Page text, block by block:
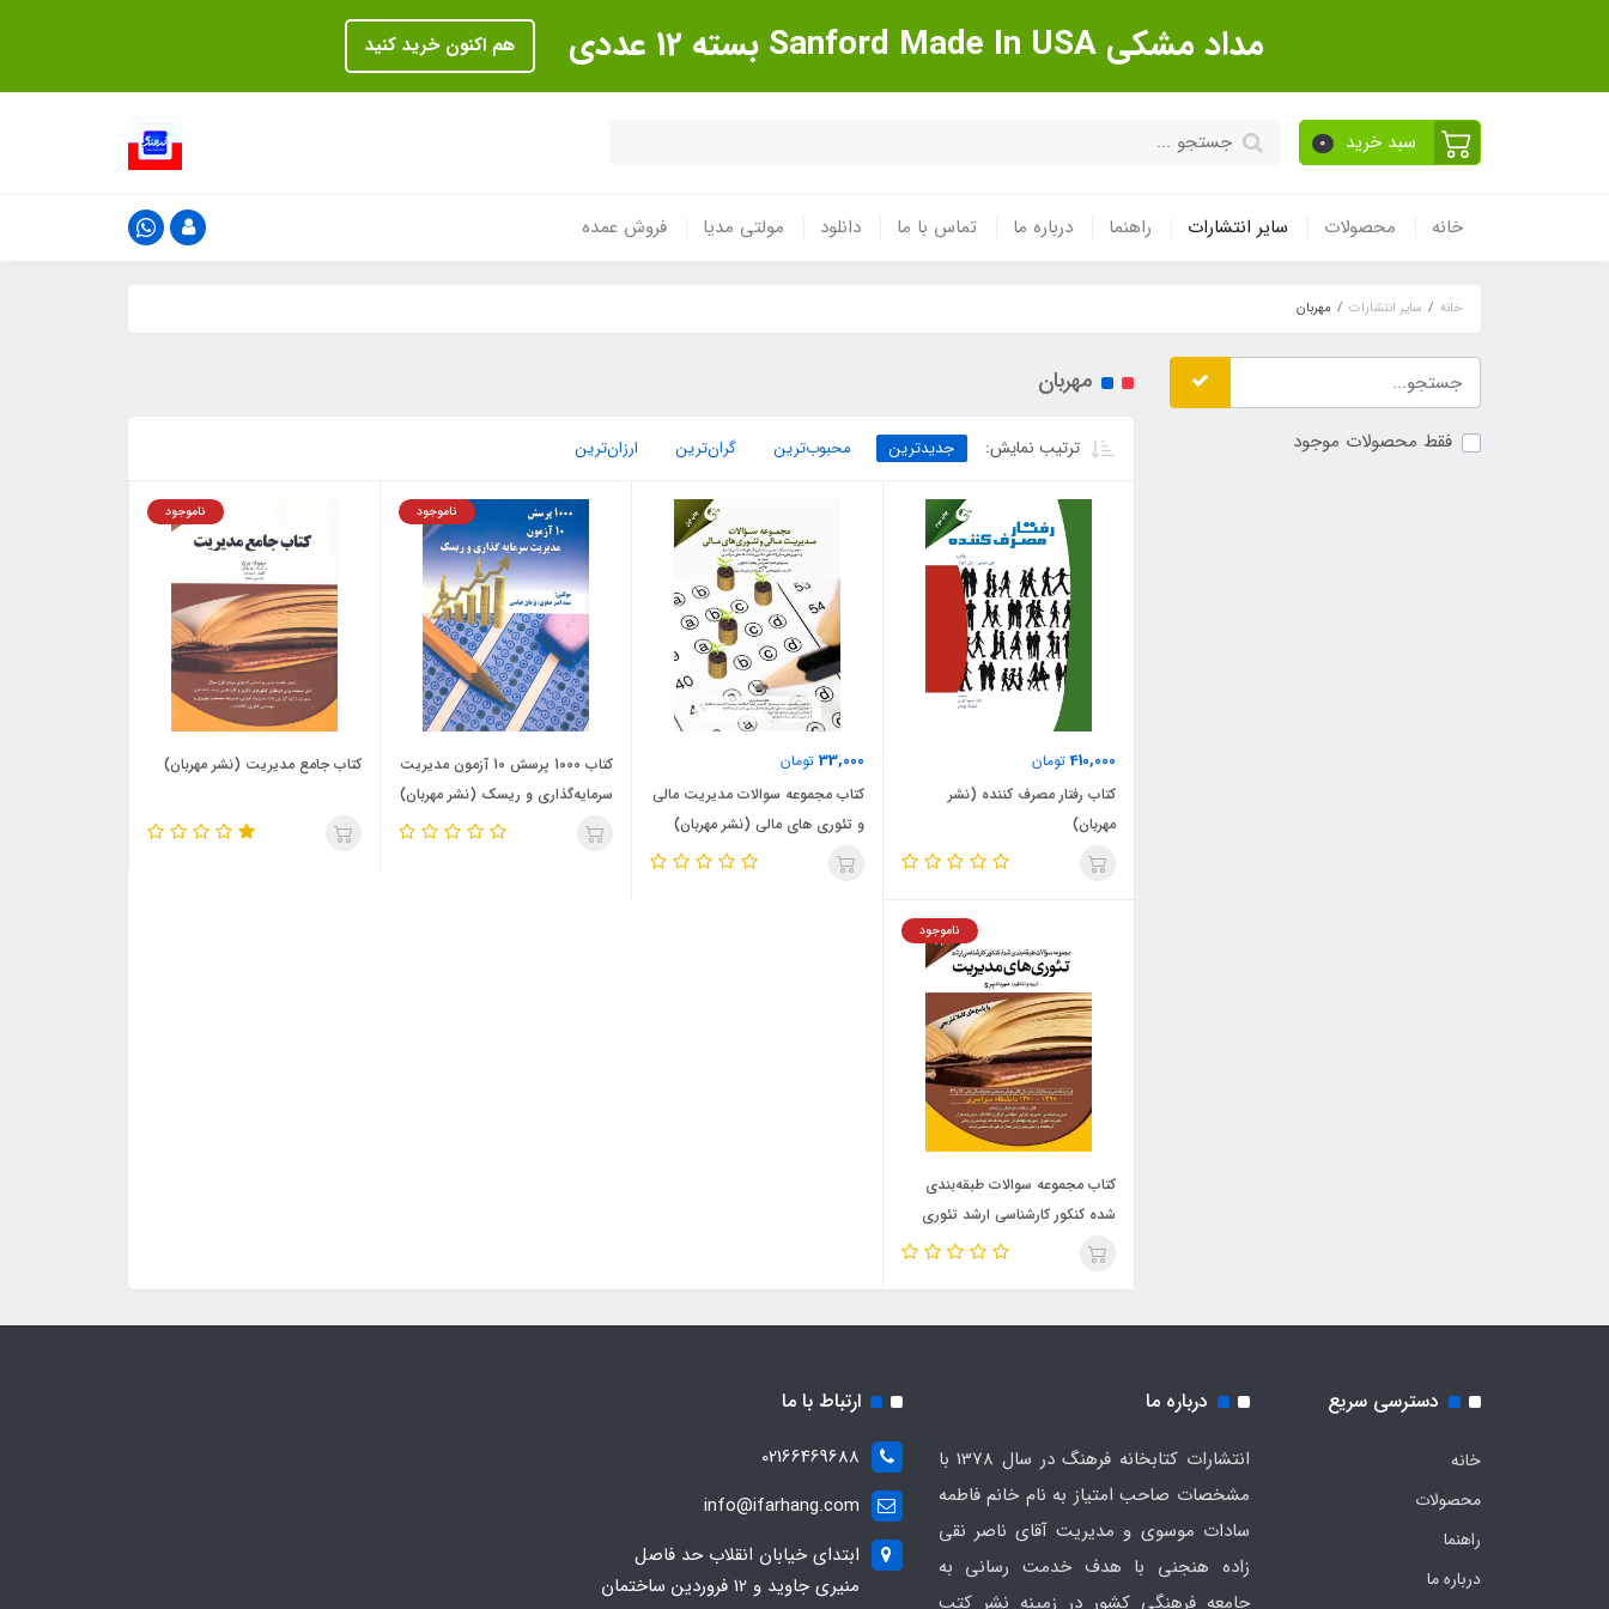
مداد مشکی Sanford Made In USA بسته 12 عددی هم اکنون خرید کنید
سبد خرید 0
خانه محصولات سایر انتشارات راهنما درباره ما تماس با ما دانلود مولتی مدیا فروش عمده
خانه سایر انتشارات مهربان
فقط محصولات موجود
مهربان
ترتیب نمایش: جدیدترین محبوب‌ترین گران‌ترین ارزان‌ترین
410,000تومان
کتاب رفتار مصرف کننده (نشر
مهربان)
33,000 تومان
کتاب مجموعه سوالات مدیریت مالی
و تئوری های مالی (نشر مهربان)
ناموجود
کتاب 1000 پرسش 10 آزمون مدیریت
سرمایه‌گذاری و ریسک (نشر مهربان)
ناموجود
کتاب جامع مدیریت (نشر مهربان)
ناموجود
کتاب مجموعه سوالات طبقه‌بندی
شده کنکور کارشناسی ارشد تئوری
های مدیریت (نشر مهربان)
دسترسی سریع
خانه
محصولات
راهنما
درباره ما
درباره ما
انتشارات کتابخانه فرهنگ در سال 1378 با
مشخصات صاحب امتیاز به نام خانم فاطمه
سادات موسوی و مدیریت آقای ناصر نقی
زاده هنجنی با هدف خدمت رسانی به
جامعه فرهنگی کشور در زمینه نشر کتب
ارتباط با ما
02166469688
info@ifarhang.com
ابتداي خيابان انقلاب حد فاصل
منيري جاويد و 12 فروردين ساختمان